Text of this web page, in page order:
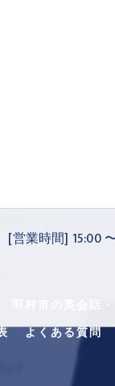
[営業時間] 15:00
よくある質問